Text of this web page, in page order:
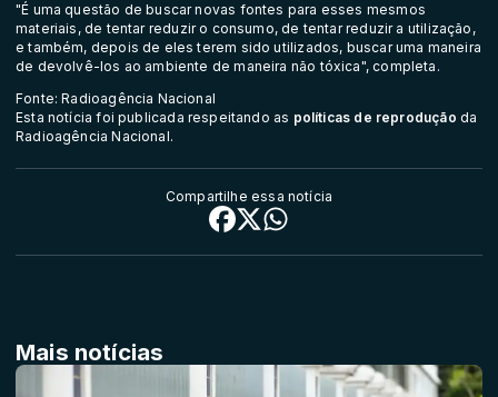
"É uma questão de buscar novas fontes para esses mesmos
materiais, de tentar reduzir o consumo, de tentar reduzir a utilização,
e também, depois de eles terem sido utilizados, buscar uma maneira
de devolvê-los ao ambiente de maneira não tóxica", completa.
Fonte: Radioagência Nacional
Esta notícia foi publicada respeitando as políticas de reprodução da
Radioagência Nacional.
Compartilhe essa notícia
Mais notícias